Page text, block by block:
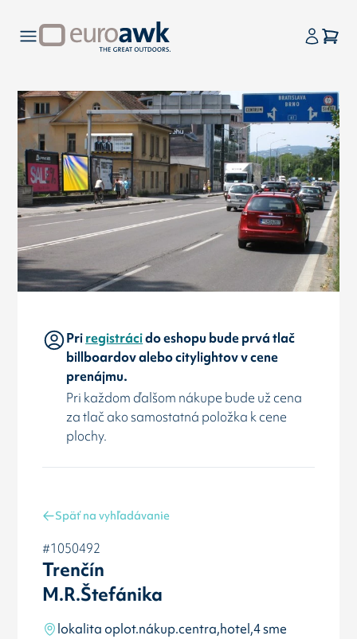
Priregistrácido eshopu bude prvá tlač
billboardov alebo citylightov v cene
prenájmu.
Pri každom ďalšom nákupe bude už cena
za tlač ako samostatná položka k cene
plochy.
Späť na vyhľadávanie
#1050492
Trenčín
M.R.Štefánika
lokalita oplot.nákup.centra,hotel,4 sme